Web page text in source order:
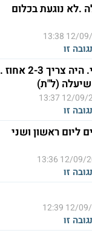
.לא נוגעת בכלום
12/09/
זו
שוק קארי. היה צריך 2-3 אחוז .
(ל"ת)
12/09/
זו
ליום ראשון ושני
12/09/
זו
12/09/
זו